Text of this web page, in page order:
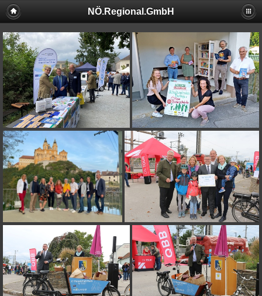
NÖ.Regional.GmbH